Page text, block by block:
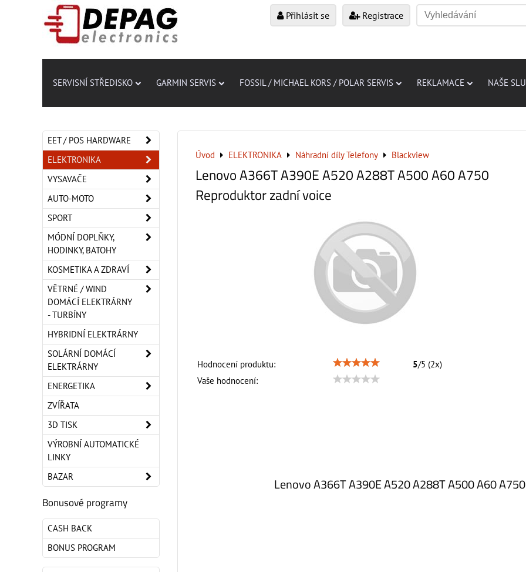
Přihlásit se Registrace
SERVISNÍ STŘEDISKO GARMIN SERVIS FOSSIL / MICHAEL KORS / POLAR SERVIS REKLAMACE NAŠE
Úvod ELEKTRONIKA Náhradní díly Telefony Blackview
Lenovo A366T A390E A520 A288T A500 A60 A750
Reproduktor zadní voice
Hodnocení produktu: 5/5 (2x)
Vaše hodnocení:
Lenovo A366T A390E A520 A288T A500 A60
EET / POS HARDWARE
ELEKTRONIKA
VYSAVAČE
AUTO-MOTO
SPORT
MÓDNÍ DOPLŇKY,
HODINKY, BATOHY
KOSMETIKA A ZDRAVÍ
VĚTRNÉ / WIND
DOMÁCÍ ELEKTRÁRNY
- TURBÍNY
HYBRIDNÍ ELEKTRÁRNY
SOLÁRNÍ DOMÁCÍ
ELEKTRÁRNY
ENERGETIKA
ZVÍŘATA
3D TISK
VÝROBNÍ AUTOMATICKÉ
LINKY
BAZAR
Bonusové programy
CASH BACK
BONUS PROGRAM